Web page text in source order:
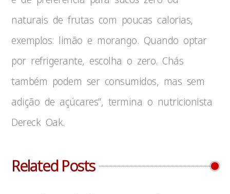
naturais de frutas com poucas calorias,
exemplos: limão e morango. Quando optar
por refrigerante, escolha o zero. Chás
também podem ser consumidos, mas sem
adição de açúcares”, termina o nutricionista
Dereck Oak.
Related Posts